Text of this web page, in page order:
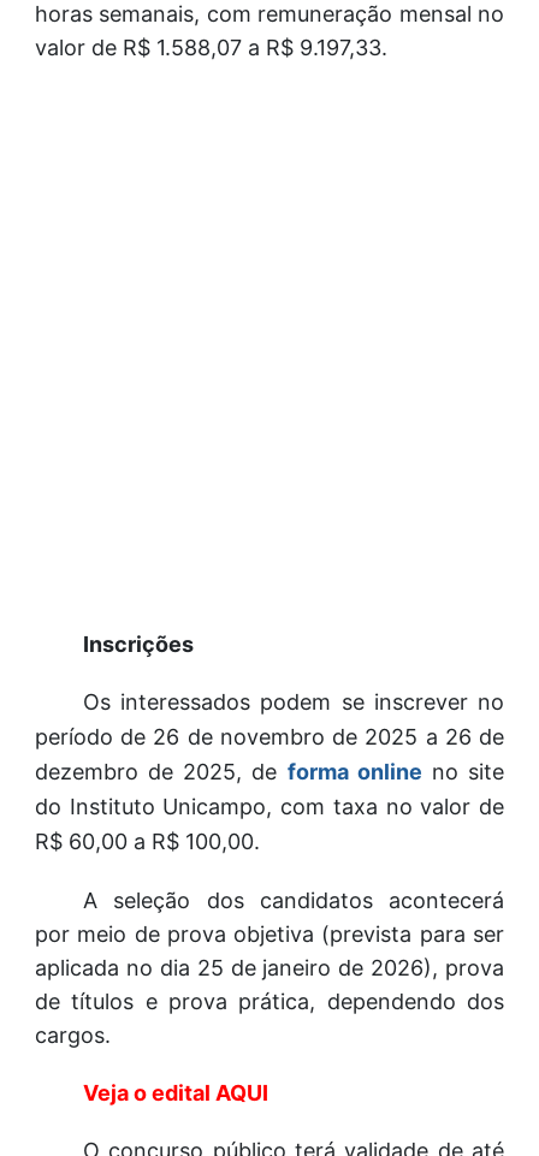
horas semanais, com remuneração mensal no
valor de R$ 1.588,07 a R$ 9.197,33.
Inscrições
Os interessados podem se inscrever no
período de 26 de novembro de 2025 a 26 de
dezembro de 2025, de forma online no site
do Instituto Unicampo, com taxa no valor de
R$ 60,00 a R$ 100,00.
A seleção dos candidatos acontecerá
por meio de prova objetiva (prevista para ser
aplicada no dia 25 de janeiro de 2026), prova
de títulos e prova prática, dependendo dos
cargos.
Veja o edital AQUI
O concurso público terá validade de até